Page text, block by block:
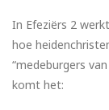
In Efeziërs 2
hoe
“medeburgers
komt het: